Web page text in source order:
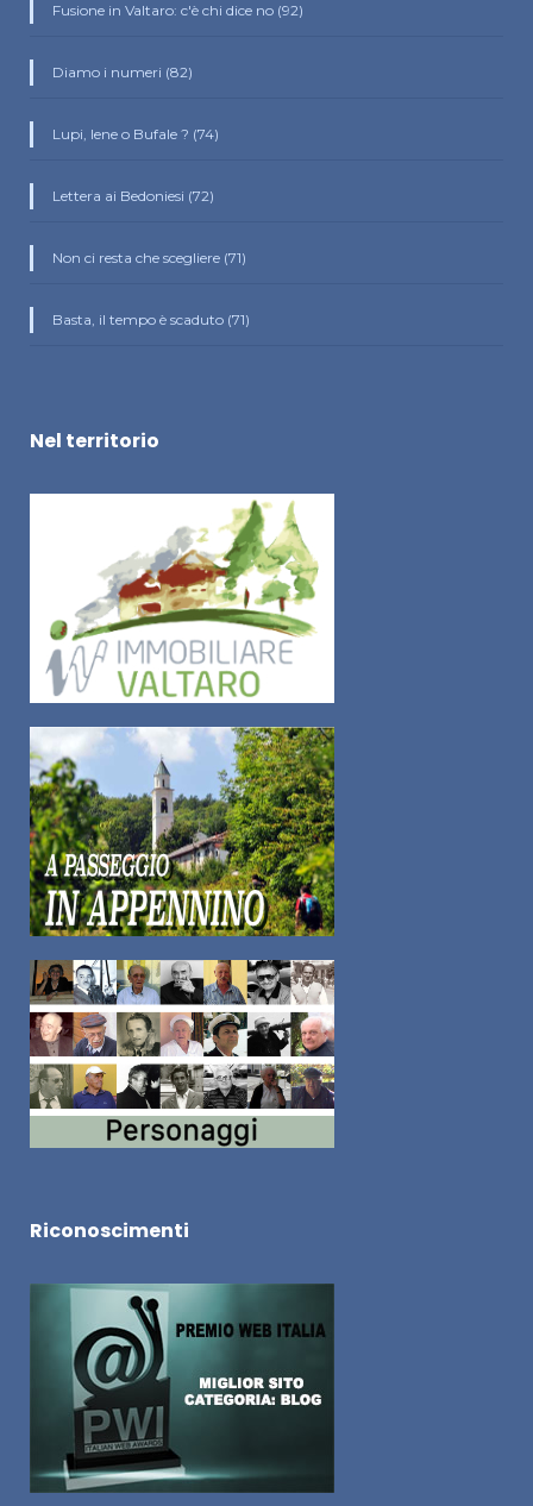
Fusione in Valtaro: c'è chi dice no (92)
Diamo i numeri (82)
Lupi, Iene o Bufale ? (74)
Lettera ai Bedoniesi (72)
Non ci resta che scegliere (71)
Basta, il tempo è scaduto (71)
Nel territorio
Riconoscimenti